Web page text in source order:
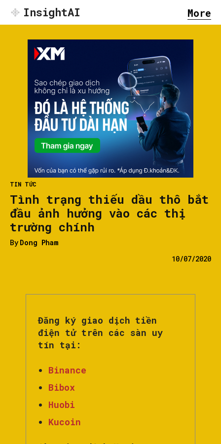
InsightAI More
TIN TỨC
Tình trạng thiếu dầu thô bắt
đầu ảnh hưởng vào các thị
trường chính
By Dong Pham
10/07/2020
Đăng ký giao dịch tiền
điện tử trên các sàn uy
tín tại:
Binance
Bibox
Huobi
Kucoin